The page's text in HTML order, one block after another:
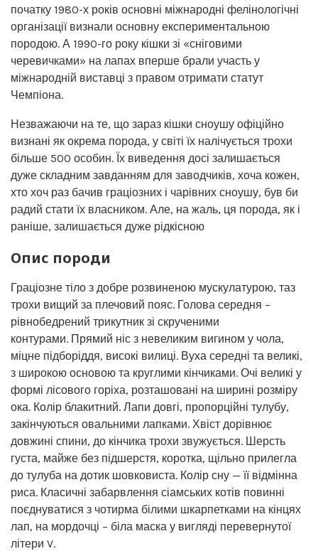
початку 1980-х років основні міжнародні фелінологічні
організації визнали основну експериментальною
породою. А 1990-го року кішки зі «сніговими
черевичками» на лапах вперше брали участь у
міжнародній виставці з правом отримати статут
Чемпіона.
Незважаючи на те, що зараз кішки сноушу офіційно
визнані як окрема порода, у світі їх налічується трохи
більше 500 особин. Їх виведення досі залишається
дуже складним завданням для заводчиків, хоча кожен,
хто хоч раз бачив граціозних і чарівних сноушу, був би
радий стати їх власником. Але, на жаль, ця порода, як і
раніше, залишається дуже рідкісною
Опис породи
Граціозне тіло з добре розвиненою мускулатурою, таз
трохи вищий за плечовий пояс. Голова середня –
рівнобедрений трикутник зі скрученими
контурами. Прямий ніс з невеликим вигином у чола,
міцне підборіддя, високі вилиці. Вуха середні та великі,
з широкою основою та круглими кінчиками. Очі великі у
формі лісового горіха, розташовані на ширині розміру
ока. Колір блакитний. Лапи довгі, пропорційні тулубу,
закінчуються овальними лапками. Хвіст дорівнює
довжині спини, до кінчика трохи звужується. Шерсть
густа, майже без підшерстя, коротка, щільно прилегла
до тулуба на дотик шовковиста. Колір сну — її відмінна
риса. Класичні забарвлення сіамських котів повинні
поєднуватися з чотирма білими шкарпетками на кінцях
лап, на мордочці – біла маска у вигляді перевернутої
літери V.